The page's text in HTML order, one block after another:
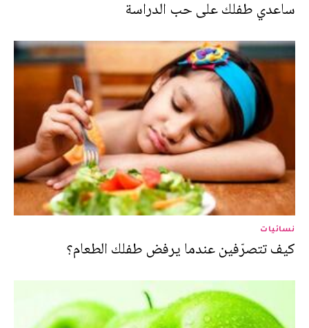
ساعدي طفلك على حب الدراسة
نسائيات
كيف تتصرّفين عندما يرفض طفلك الطعام؟